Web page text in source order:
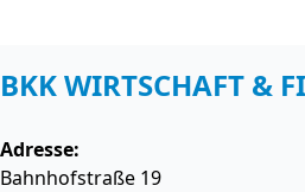
BKK WIRTSCHAFT &
Adresse:
Bahnhofstraße 19